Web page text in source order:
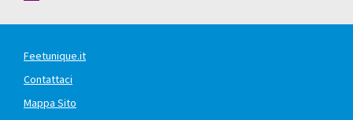
Feetunique.it
Contattaci
Mappa Sito